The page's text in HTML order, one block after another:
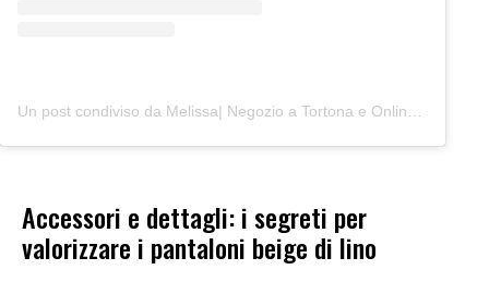
Accessori e dettagli: i segreti per
valorizzare i pantaloni beige di lino